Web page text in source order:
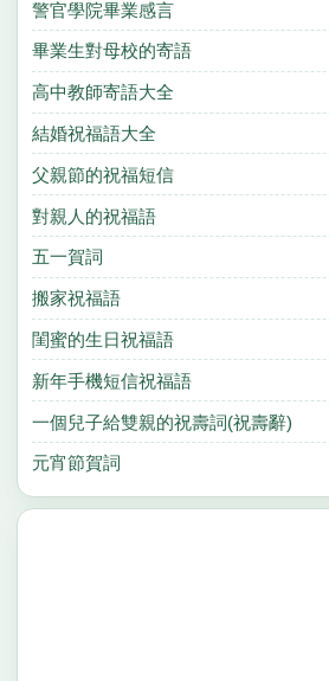
警官學院畢業感言
畢業生對母校的寄語
高中教師寄語大全
結婚祝福語大全
父親節的祝福短信
對親人的祝福語
五一賀詞
搬家祝福語
閨蜜的生日祝福語
新年手機短信祝福語
一個兒子給雙親的祝壽詞(祝壽辭)
元宵節賀詞